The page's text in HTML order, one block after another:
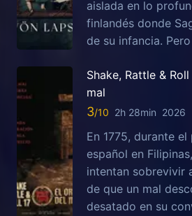
aislada en lo
finlandés donde
de su infancia.
Shake, Rattle &
mal
3 2h 28min 2026
En 1775, durante
español en
intentan sobrevivir
de que un mal
desatado en su